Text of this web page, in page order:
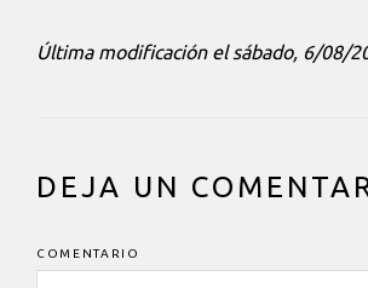
Última modificación el sábado, 6/08/
INTERACCIONES
LECTOR
DEJA UN
COMENTARIO